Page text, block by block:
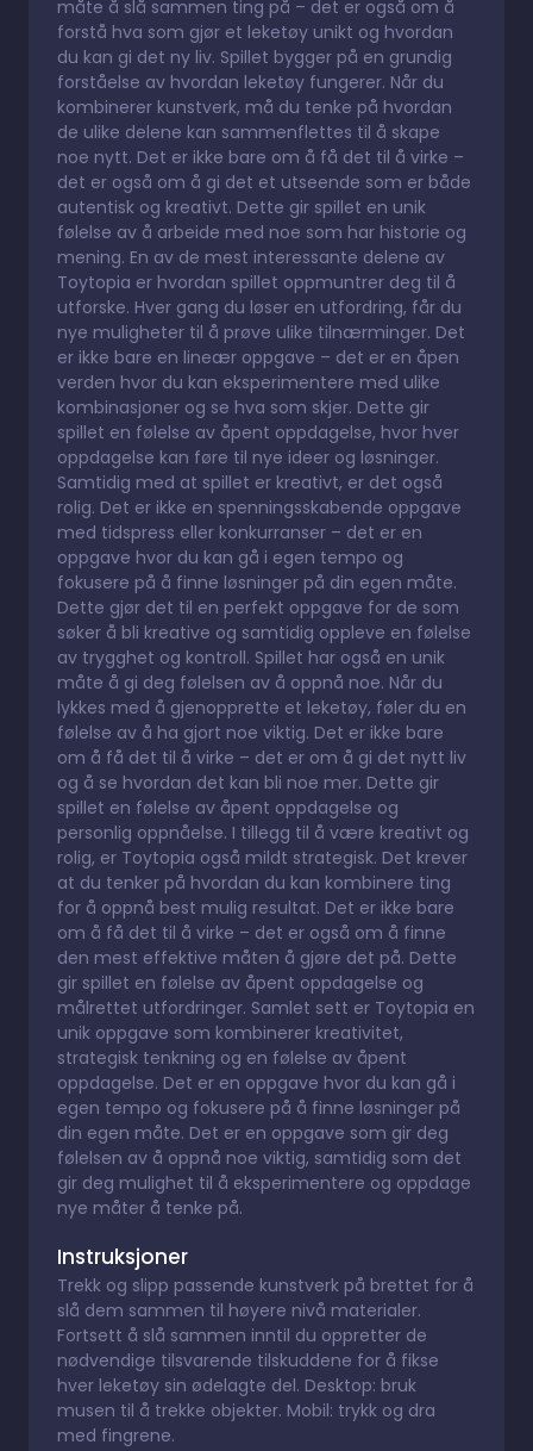
måte å slå sammen ting på – det er også om å
forstå hva som gjør et leketøy unikt og hvordan
du kan gi det ny liv. Spillet bygger på en grundig
forståelse av hvordan leketøy fungerer. Når du
kombinerer kunstverk, må du tenke på hvordan
de ulike delene kan sammenflettes til å skape
noe nytt. Det er ikke bare om å få det til å virke –
det er også om å gi det et utseende som er både
autentisk og kreativt. Dette gir spillet en unik
følelse av å arbeide med noe som har historie og
mening. En av de mest interessante delene av
Toytopia er hvordan spillet oppmuntrer deg til å
utforske. Hver gang du løser en utfordring, får du
nye muligheter til å prøve ulike tilnærminger. Det
er ikke bare en lineær oppgave – det er en åpen
verden hvor du kan eksperimentere med ulike
kombinasjoner og se hva som skjer. Dette gir
spillet en følelse av åpent oppdagelse, hvor hver
oppdagelse kan føre til nye ideer og løsninger.
Samtidig med at spillet er kreativt, er det også
rolig. Det er ikke en spenningsskabende oppgave
med tidspress eller konkurranser – det er en
oppgave hvor du kan gå i egen tempo og
fokusere på å finne løsninger på din egen måte.
Dette gjør det til en perfekt oppgave for de som
søker å bli kreative og samtidig oppleve en følelse
av trygghet og kontroll. Spillet har også en unik
måte å gi deg følelsen av å oppnå noe. Når du
lykkes med å gjenopprette et leketøy, føler du en
følelse av å ha gjort noe viktig. Det er ikke bare
om å få det til å virke – det er om å gi det nytt liv
og å se hvordan det kan bli noe mer. Dette gir
spillet en følelse av åpent oppdagelse og
personlig oppnåelse. I tillegg til å være kreativt og
rolig, er Toytopia også mildt strategisk. Det krever
at du tenker på hvordan du kan kombinere ting
for å oppnå best mulig resultat. Det er ikke bare
om å få det til å virke – det er også om å finne
den mest effektive måten å gjøre det på. Dette
gir spillet en følelse av åpent oppdagelse og
målrettet utfordringer. Samlet sett er Toytopia en
unik oppgave som kombinerer kreativitet,
strategisk tenkning og en følelse av åpent
oppdagelse. Det er en oppgave hvor du kan gå i
egen tempo og fokusere på å finne løsninger på
din egen måte. Det er en oppgave som gir deg
følelsen av å oppnå noe viktig, samtidig som det
gir deg mulighet til å eksperimentere og oppdage
nye måter å tenke på.
Instruksjoner
Trekk og slipp passende kunstverk på brettet for å
slå dem sammen til høyere nivå materialer.
Fortsett å slå sammen inntil du oppretter de
nødvendige tilsvarende tilskuddene for å fikse
hver leketøy sin ødelagte del. Desktop: bruk
musen til å trekke objekter. Mobil: trykk og dra
med fingrene.